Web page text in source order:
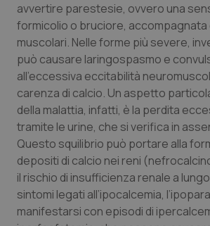
avvertire parestesie, ovvero una
formicolio o bruciore, accompagnata
muscolari. Nelle forme più severe,
può causare laringospasmo e
all’eccessiva eccitabilità
carenza di calcio. Un aspetto
della malattia, infatti, è la perdita
tramite le urine, che si verifica in
Questo squilibrio può portare alla
depositi di calcio nei reni
il rischio di insufficienza renale a
sintomi legati all’ipocalcemia,
manifestarsi con episodi di